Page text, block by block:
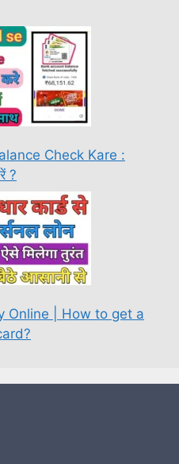
Check Kare :
?
Online | How to get a